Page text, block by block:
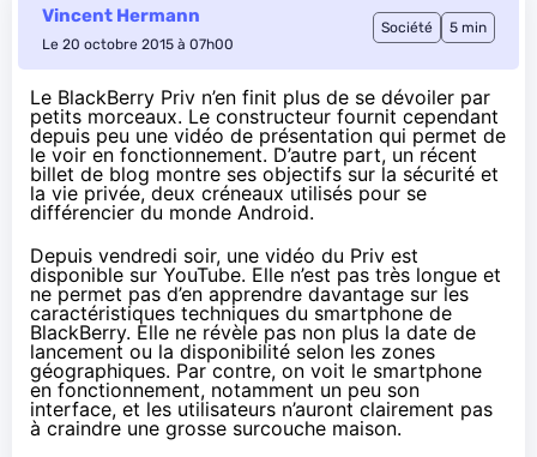
Vincent Hermann
Le 20 octobre 2015 à 07h00
Société 5 min
Le BlackBerry Priv n’en finit plus de se dévoiler par
petits morceaux. Le constructeur fournit cependant
depuis peu une vidéo de présentation qui permet de
le voir en fonctionnement. D’autre part, un récent
billet de blog montre ses objectifs sur la sécurité et
la vie privée, deux créneaux utilisés pour se
différencier du monde Android.
Depuis vendredi soir, une vidéo du Priv est
disponible sur YouTube. Elle n’est pas très longue et
ne permet pas d’en apprendre davantage sur les
caractéristiques techniques du smartphone de
BlackBerry. Elle ne révèle pas non plus la date de
lancement ou la disponibilité selon les zones
géographiques. Par contre, on voit le smartphone
en fonctionnement, notamment un peu son
interface, et les utilisateurs n’auront clairement pas
à craindre une grosse surcouche maison.